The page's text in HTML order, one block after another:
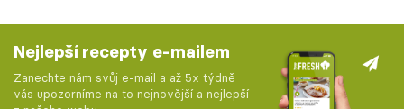
Nejlepší recepty e-mailem
Zanechte nám svůj e-mail a až 5x týdně
vás upozorníme na to nejnovější a nejlepší